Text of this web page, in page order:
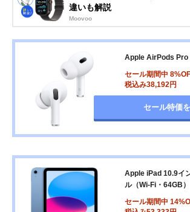
違いも解説
Moovoo
Apple AirPods Pro
セール期間中
税込み38,192円
セール特価
Apple iPad 10.9イ
ル（Wi-Fi・64GB）
セール期間中